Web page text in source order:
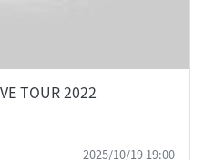
TOUR 2022
2025/10/19 19:00